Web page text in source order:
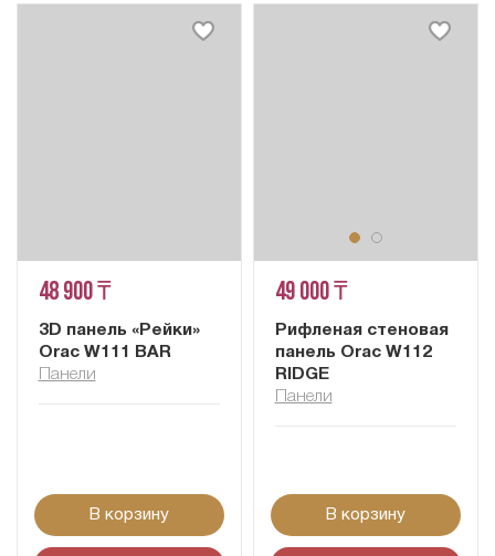
48 900 ₸
3D панель «Рейки»
Orac W111 BAR
Панели
В корзину
49 000 ₸
Рифленая стеновая
панель Orac W112
RIDGE
Панели
В корзину